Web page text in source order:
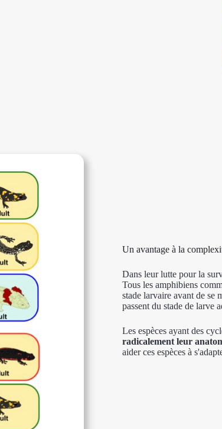
Un avantage à la
Dans leur lutte pour la
Tous les amphibiens
stade larvaire avant de se
passent du stade de larve
Les espèces ayant des
radicalement leur
aider ces espèces à